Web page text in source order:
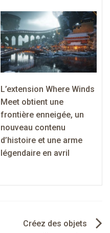
L’extension Where Winds
Meet obtient une
frontière enneigée, un
nouveau contenu
d’histoire et une arme
légendaire en avril
Créez des objets